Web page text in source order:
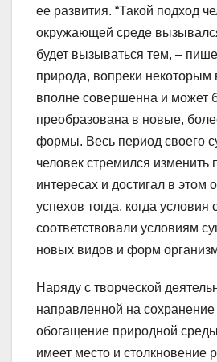
ее развития. “Такой подход
окружающей среде
будет вызываться тем, –
природа, вопреки некоторым
вполне совершенна и может
преобразована в новые,
формы. Весь период своего
человек стремился изменить
интересах и достигал в этом
успехов тогда, когда условия
соответствовали условиям
новых видов и форм
Наряду с творческой
направленной на
обогащение природной
имеет место и столкновение